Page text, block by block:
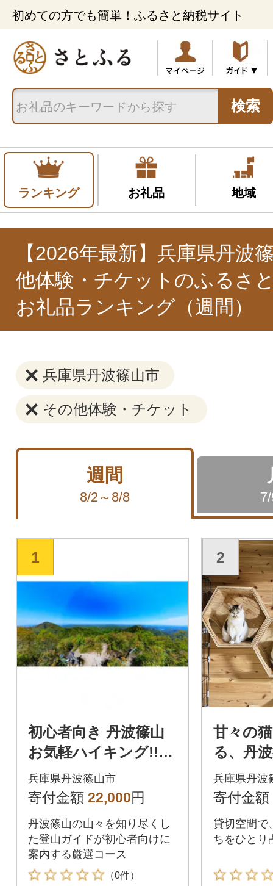
初めての方でも簡単！ふるさと納税サイト
検索
ランキング お礼品 地域
【2026年最新】兵庫県丹波
他体験・チケットのふるさ
お礼品ランキング（週間）
兵庫県丹波篠山市
その他体験・チケット
週間
8/2～8/8
1
初心者向き 丹波篠山
お気軽ハイキング!!
登山ガイドと森林浴
を楽しみながらノン
兵庫県丹波篠山市
寄付金額 22,000円
丹波篠山の山々を知り尽くし
た登山ガイドが初心者向けに
案内する厳選コース
（0件）
2
甘々の
る、丹
猫カフ
時間利
兵庫県丹波
寄付金額
貸切空間で
ちをひと